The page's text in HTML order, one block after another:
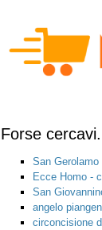
Forse
San
Ecce Homo -
San
angelo
circoncisione